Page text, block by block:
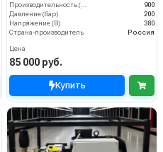
900
Давление (бар)
200
Напряжение (В)
380
Страна-производитель
Россия
Цена
85 000 руб.
Купить